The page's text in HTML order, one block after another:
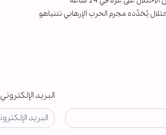
يُحَدِّده مجرم الحرب الإرهابي نتنياهو
البريد الإلكتروني